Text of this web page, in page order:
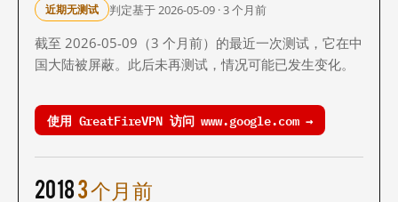
近期无测试 判定基于 2026-05-09 · 3 个月前
截至 2026-05-09（3 个月前）的最近一次测试，它在中
国大陆被屏蔽。此后未再测试，情况可能已发生变化。
使用 GreatFireVPN 访问 www.google.com →
20183 个月前